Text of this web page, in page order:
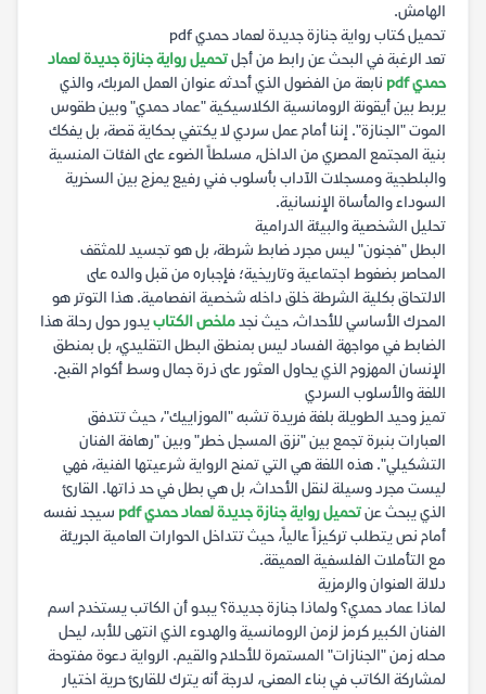
الهامش.
تحميل كتاب رواية جنازة جديدة لعماد حمدي pdf
تعد الرغبة في البحث عن رابط من أجلتحميل رواية جنازة جديدة لعماد
حمدي pdf
نابعة من الفضول الذي أحدثه عنوان العمل المربك، والذي
يربط بين أيقونة الرومانسية الكلاسيكية "عماد حمدي" وبين طقوس
الموت "الجنازة". إننا أمام عمل سردي لا يكتفي بحكاية قصة، بل يفكك
بنية المجتمع المصري من الداخل، مسلطاً الضوء على الفئات المنسية
والبلطجية ومسجلات الآداب بأسلوب فني رفيع يمزج بين السخرية
السوداء والمأساة الإنسانية.
تحليل الشخصية والبيئة الدرامية
البطل "فجنون" ليس مجرد ضابط شرطة، بل هو تجسيد للمثقف
المحاصر بضغوط اجتماعية وتاريخية؛ فإجباره من قبل والده على
الالتحاق بكلية الشرطة خلق داخله شخصية انفصامية. هذا التوتر هو
المحرك الأساسي للأحداث، حيث نجدملخص الكتابيدور حول رحلة هذا
الضابط في مواجهة الفساد ليس بمنطق البطل التقليدي، بل بمنطق
الإنسان المهزوم الذي يحاول العثور على ذرة جمال وسط أكوام القبح.
اللغة والأسلوب السردي
تميز وحيد الطويلة بلغة فريدة تشبه "الموزاييك"، حيث تتدفق
العبارات بنبرة تجمع بين "نزق المسجل خطر" وبين "رهافة الفنان
التشكيلي". هذه اللغة هي التي تمنح الرواية شرعيتها الفنية، فهي
ليست مجرد وسيلة لنقل الأحداث، بل هي بطل في حد ذاتها. القارئ
الذي يبحث عنتحميل رواية جنازة جديدة لعماد حمدي pdf
سيجد نفسه
أمام نص يتطلب تركيزاً عالياً، حيث تتداخل الحوارات العامية الجريئة
مع التأملات الفلسفية العميقة.
دلالة العنوان والرمزية
لماذا عماد حمدي؟ ولماذا جنازة جديدة؟ يبدو أن الكاتب يستخدم اسم
الفنان الكبير كرمز لزمن الرومانسية والهدوء الذي انتهى للأبد، ليحل
محله زمن "الجنازات" المستمرة للأحلام والقيم. الرواية دعوة مفتوحة
لمشاركة الكاتب في بناء المعنى، لدرجة أنه يترك للقارئ حرية اختيار